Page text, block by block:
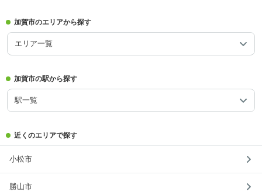
加賀市のエリアから探す
エリア一覧
加賀市の駅から探す
駅一覧
近くのエリアで探す
小松市
勝山市